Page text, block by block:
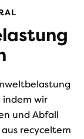
indem wir
und Abfall
recyceltem